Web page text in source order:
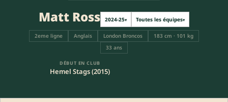
Matt Ross 2024-25▾ Toutes les équipes▾
2eme ligne Anglais London Broncos
183 cm · 101 kg
33 ans
DÉBUT EN CLUB
Hemel Stags (2015)